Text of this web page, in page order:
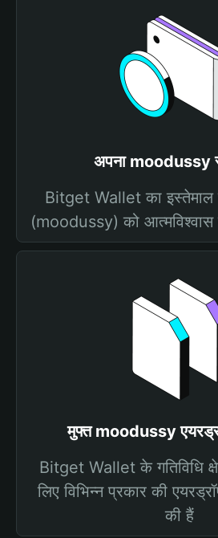
अपना moodussy
Bitget Wallet का
(moodussy) को आत्मविश्वास
मुफ्त moodussy
Bitget Wallet के गतिविधि
लिए विभिन्न प्रकार की
की हैं